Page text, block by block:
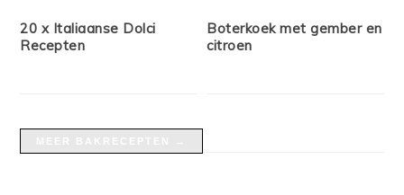
20 x Italiaanse Dolci
Recepten
Boterkoek met gember en
citroen